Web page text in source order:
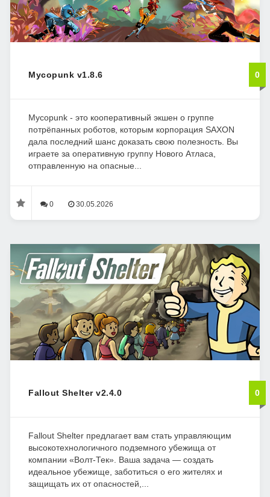
Mycopunk v1.8.6 0
Mycopunk - это кооперативный экшен о группе
потрёпанных роботов, которым корпорация SAXON
дала последний шанс доказать свою полезность. Вы
играете за оперативную группу Нового Атласа,
отправленную на опасные...
0 30.05.2026
Fallout Shelter v2.4.0 0
Fallout Shelter предлагает вам стать управляющим
высокотехнологичного подземного убежища от
компании «Волт-Тек». Ваша задача — создать
идеальное убежище, заботиться о его жителях и
защищать их от опасностей,...